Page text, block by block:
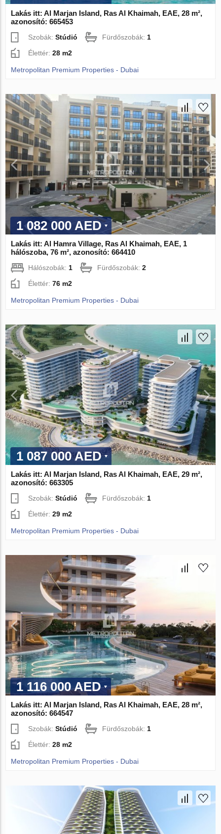
Lakás itt: Al Marjan Island, Ras Al Khaimah, EAE, 28 m²,
azonosító: 665453
Szobák:Stúdió Fürdőszobák:1
Élettér:28 m2
Metropolitan Premium Properties - Dubai
1 082 000 AED
Lakás itt: Al Hamra Village, Ras Al Khaimah, EAE, 1
hálószoba, 76 m², azonosító: 664410
Hálószobák: 1 Fürdőszobák:2
Élettér:76 m2
Metropolitan Premium Properties - Dubai
1 087 000 AED
Lakás itt: Al Marjan Island, Ras Al Khaimah, EAE, 29 m²,
azonosító: 663305
Szobák:Stúdió Fürdőszobák: 1
Élettér:29 m2
Metropolitan Premium Properties - Dubai
1 116 000 AED
Lakás itt: Al Marjan Island, Ras Al Khaimah, EAE, 28 m²,
azonosító: 664547
Szobák:Stúdió Fürdőszobák: 1
Élettér:28 m2
Metropolitan Premium Properties - Dubai